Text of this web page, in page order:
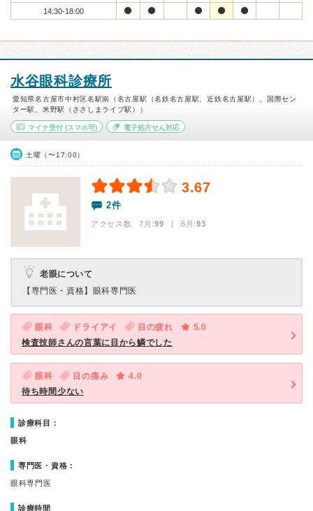
14:30-18:00
水谷眼科診療所
愛知県名古屋市中村区名駅南（名古屋駅（名鉄名古屋駅、近鉄名古屋駅）、国際セン
ター駅、米野駅（ささしまライブ駅））
マイナ受付 (スマホ可) 電子処方せん対応
土曜（〜17:00）
3.67
2件
アクセス数 7月:99 | 6月:93
老眼について
【専門医・資格】 眼科専門医
眼科 ドライアイ 目の疲れ
5.0
検査技師さんの言葉に目から鱗でした
眼科 目の痛み
4.0
待ち時間少ない
診療科目：
眼科
専門医・資格：
眼科専門医
診療時間